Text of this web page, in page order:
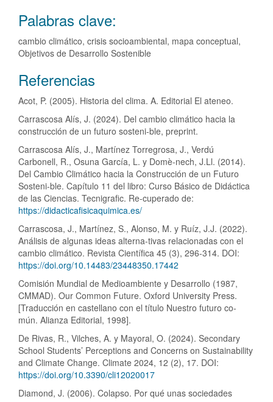
Palabras clave:
cambio climático, crisis socioambiental, mapa conceptual,
Objetivos de Desarrollo Sostenible
Detalles
del
artículo
Referencias
Acot, P. (2005). Historia del clima. A. Editorial El ateneo.
Carrascosa Alís, J. (2024). Del cambio climático hacia la
construcción de un futuro sosteni-ble, preprint.
Carrascosa Alís, J., Martínez Torregrosa, J., Verdú
Carbonell, R., Osuna García, L. y Domè-nech, J.Ll. (2014).
Del Cambio Climático hacia la Construcción de un Futuro
Sosteni-ble. Capítulo 11 del libro: Curso Básico de Didáctica
de las Ciencias. Tecnigrafic. Re-cuperado de:
https://didacticafisicaquimica.es/
Carrascosa, J., Martínez, S., Alonso, M. y Ruíz, J.J. (2022).
Análisis de algunas ideas alterna-tivas relacionadas con el
cambio climático. Revista Científica 45 (3), 296-314. DOI:
https://doi.org/10.14483/23448350.17442
Comisión Mundial de Medioambiente y Desarrollo (1987,
CMMAD). Our Common Future. Oxford University Press.
[Traducción en castellano con el título Nuestro futuro co-
mún. Alianza Editorial, 1998].
De Rivas, R., Vilches, A. y Mayoral, O. (2024). Secondary
School Students’ Perceptions and Concerns on Sustainability
and Climate Change. Climate 2024, 12 (2), 17. DOI:
https://doi.org/10.3390/cli12020017
Diamond, J. (2006). Colapso. Por qué unas sociedades